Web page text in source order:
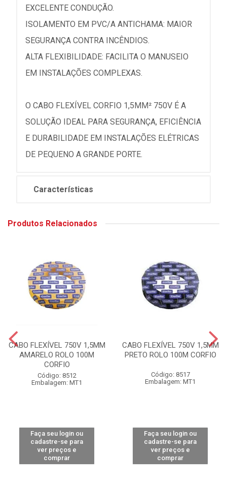
EXCELENTE CONDUÇÃO.
ISOLAMENTO EM PVC/A ANTICHAMA: MAIOR
SEGURANÇA CONTRA INCÊNDIOS.
ALTA FLEXIBILIDADE: FACILITA O MANUSEIO
EM INSTALAÇÕES COMPLEXAS.
O CABO FLEXÍVEL CORFIO 1,5MM² 750V É A
SOLUÇÃO IDEAL PARA SEGURANÇA, EFICIÊNCIA
E DURABILIDADE EM INSTALAÇÕES ELÉTRICAS
DE PEQUENO A GRANDE PORTE.
Características
Produtos Relacionados
CABO FLEXÍVEL 750V 1,5MM
AMARELO ROLO 100M
CORFIO
Código: 8512
Embalagem: MT1
Faça seu login ou
cadastre-se para
ver preços e
comprar
CABO FLEXÍVEL 750V 1,5MM
PRETO ROLO 100M CORFIO
Código: 8517
Embalagem: MT1
Faça seu login ou
cadastre-se para
ver preços e
comprar